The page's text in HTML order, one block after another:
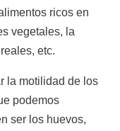
ricos en
vegetales, la
etc.
la motilidad de los
podemos
ser los huevos,